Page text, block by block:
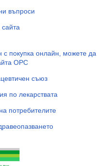
въпроси
с покупка онлайн, можете да
ОРС
съюз
по лекарствата
потребителите